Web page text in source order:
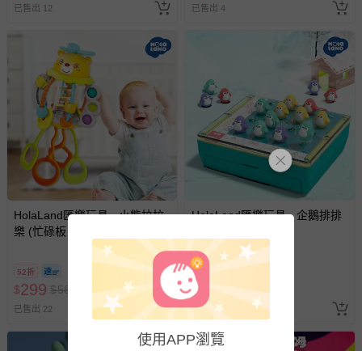
-接觸性孕哺產品（奶嘴、奶瓶、擠乳器、哺乳衣、托腹
-其他原廠盒裝商品封口處已貼上「不可拆封」，或具警
示字句等說明貼紙、封條者。
國際航空、客運、訂房等服務。
相關的退換貨辦理流程，可詳見：退換貨 & 退款問題
其他常見問題：
運送服務：目前提供的運送僅限台灣本島。如您位於離島地
區，可能會無法配送，或須依據商品需加收離島運費。廠商
亦保留出貨與否的權利。離島、偏遠地區、樓層親送等加價
費用，可能會另需加收。
商品實際的配達日期，可於訂單個人資料內的查詢訂單內，
已出貨通知之訊息為主。
如您收到商品，請依正常流程檢查是否完好，若商品遇瑕疵
情形，您可申請更換新品或退貨，請見：
退貨的辦理流程。
已售出 12 已售出 4
HolaLand匯樂玩具 - 小熊拉拉
樂 (忙碌板 手抓球 感統 探索 啟
蒙 寶寶 嬰幼兒玩具)
52折
$299 $580
已售出 22
HolaLand匯樂玩具 - 企鵝排排
58折
$399 690
已售出 4
使用APP瀏覽